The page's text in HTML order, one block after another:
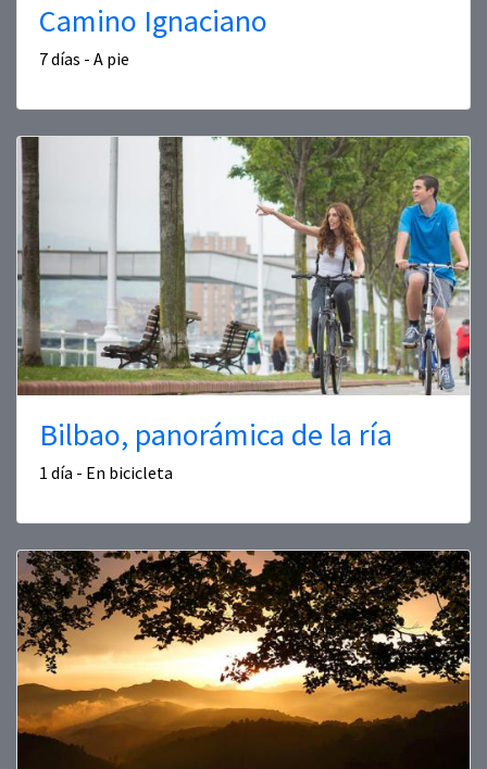
Camino Ignaciano
7 días - A pie
Bilbao, panorámica de la ría
1 día - En bicicleta